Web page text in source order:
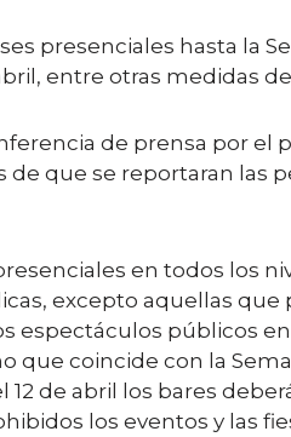
presenciales hasta la
entre otras medidas
de prensa por el
que se reportaran las
en todos los
excepto aquellas
espectáculos públicos
coincide con la
de abril los bares
los eventos y las